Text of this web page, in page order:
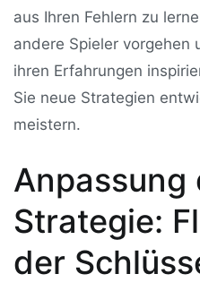
aus Ihren Fehlern zu
andere Spieler vorgehen
ihren Erfahrungen
Sie neue Strategien
meistern.
Anpassung
Strategie:
der